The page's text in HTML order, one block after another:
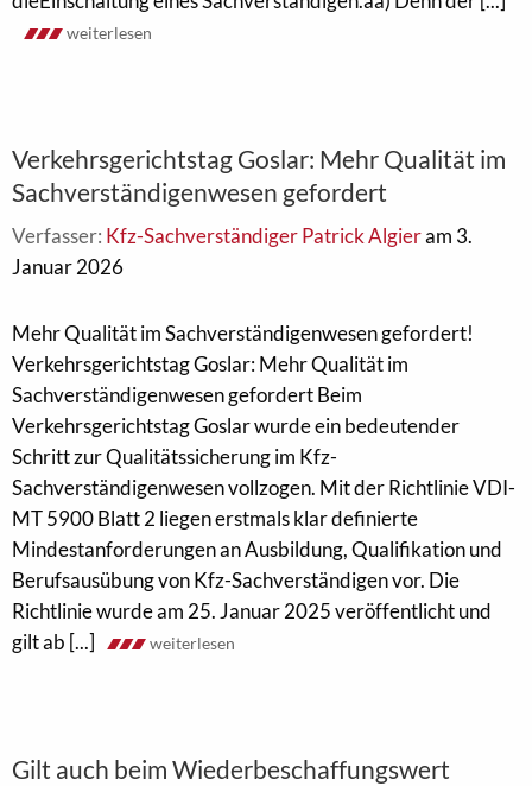
weiterlesen
Verkehrsgerichtstag Goslar: Mehr Qualität im
Sachverständigenwesen gefordert
Verfasser: Kfz-Sachverständiger Patrick Algieram 3.
Januar 2026
Mehr Qualität im Sachverständigenwesen gefordert!
Verkehrsgerichtstag Goslar: Mehr Qualität im
Sachverständigenwesen gefordert Beim
Verkehrsgerichtstag Goslar wurde ein bedeutender
Schritt zur Qualitätssicherung im Kfz-
Sachverständigenwesen vollzogen. Mit der Richtlinie VDI-
MT 5900 Blatt 2 liegen erstmals klar definierte
Mindestanforderungen an Ausbildung, Qualifikation und
Berufsausübung von Kfz-Sachverständigen vor. Die
Richtlinie wurde am 25. Januar 2025 veröffentlicht und
gilt ab [...]
weiterlesen
Gilt auch beim Wiederbeschaffungswert